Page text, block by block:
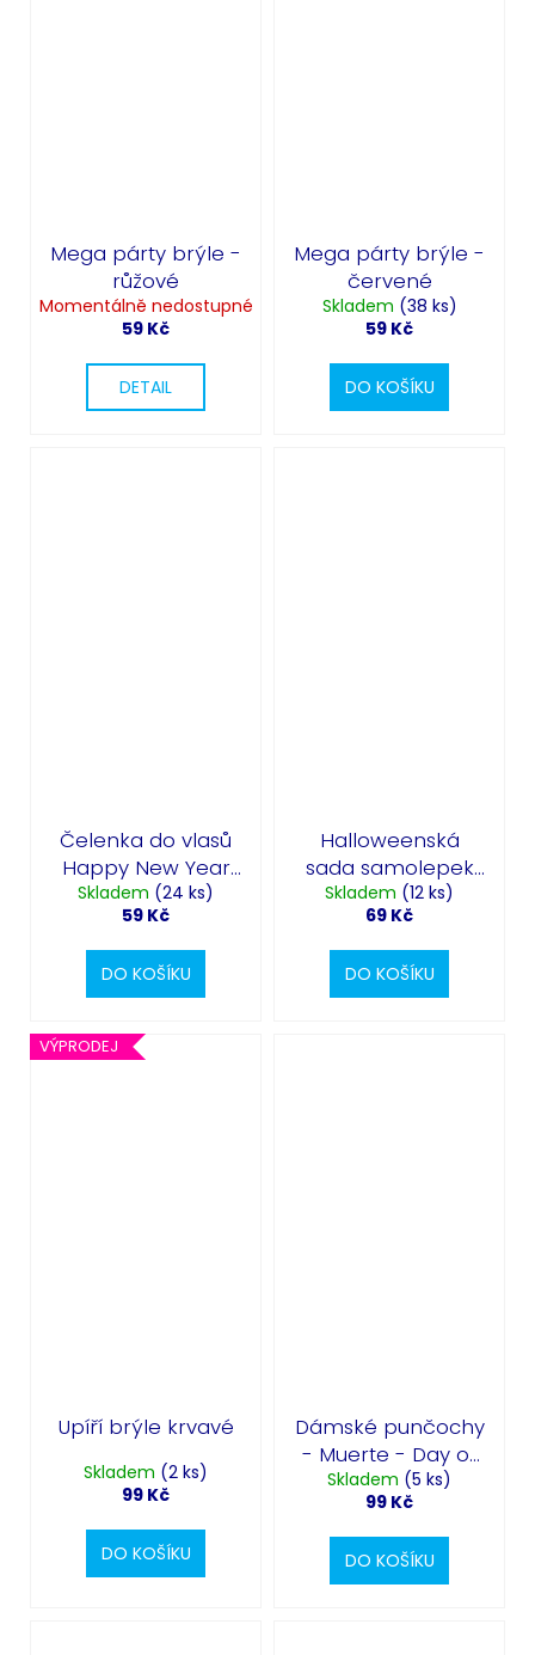
Mega párty brýle -
růžové
Momentálně nedostupné
59 Kč
DETAIL
Mega párty brýle -
červené
Skladem (38 ks)
59 Kč
DO KOŠÍKU
Čelenka do vlasů
Happy New Year
zlatá
Skladem (24 ks)
59 Kč
DO KOŠÍKU
Halloweenská
sada samolepek
na auto - krvavé
stopy, škrábance,
střelba
Skladem (12 ks)
69 Kč
DO KOŠÍKU
VÝPRODEJ
Upíří brýle krvavé
Skladem (2 ks)
99 Kč
DO KOŠÍKU
Dámské punčochy
- Muerte - Day of
the Dead
Skladem (5 ks)
99 Kč
DO KOŠÍKU